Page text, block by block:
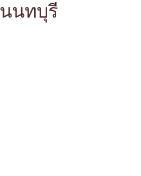
นนทบุรี